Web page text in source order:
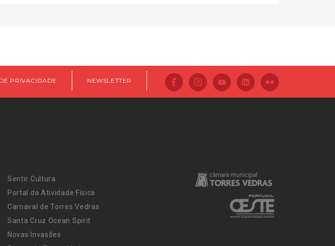
PRIVACIDADE NEWSLETTER
Sentir Cultura
Portal da Atividade Física
Carnaval de Torres Vedras
Santa Cruz Ocean Spirit
Novas Invasões